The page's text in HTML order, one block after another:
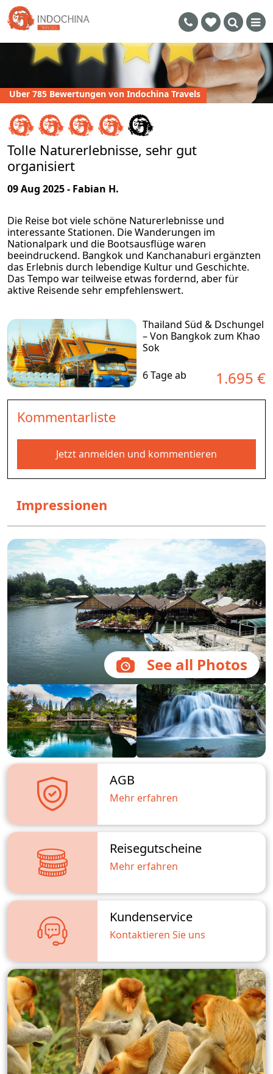
Uber 785 Bewertungen von Indochina Travels
Tolle Naturerlebnisse, sehr gut
organisiert
09 Aug 2025 - Fabian H.
Die Reise bot viele schöne Naturerlebnisse und
interessante Stationen. Die Wanderungen im
Nationalpark und die Bootsausflüge waren
beeindruckend. Bangkok und Kanchanaburi ergänzten
das Erlebnis durch lebendige Kultur und Geschichte.
Das Tempo war teilweise etwas fordernd, aber für
aktive Reisende sehr empfehlenswert.
Thailand Süd & Dschungel
– Von Bangkok zum Khao
Sok
6 Tage ab 1.695 €
Kommentarliste
Jetzt anmelden und kommentieren
Impressionen
See all Photos
AGB
Mehr erfahren
Reisegutscheine
Mehr erfahren
Kundenservice
Kontaktieren Sie uns